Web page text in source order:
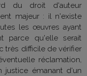
du droit d'auteur
majeur : il n'existe
les œuvres ayant
parce qu'elle serait
très difficile de vérifier
réclamation,
émanant d'un